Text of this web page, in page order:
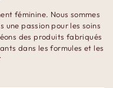
féminine. Nous sommes
une passion pour les soins
des produits fabriqués
dans les formules et les